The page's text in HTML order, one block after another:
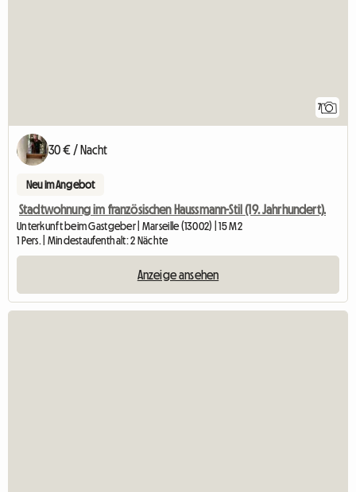
7
30 € / Nacht
Neu im Angebot
Stadtwohnung im französischen Haussmann-Stil (19. Jahrhundert).
Unterkunft beim Gastgeber | Marseille (13002) | 15 M2
1 Pers. | Mindestaufenthalt: 2 Nächte
Anzeige ansehen